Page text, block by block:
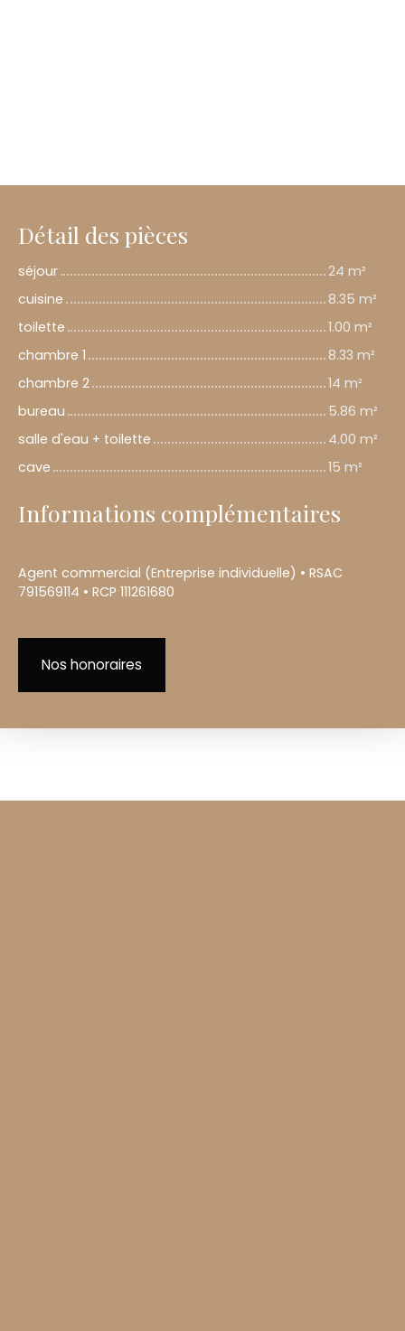
Détail des pièces
séjour
24 m²
cuisine
8.35 m²
toilette
1.00 m²
chambre 1
8.33 m²
chambre 2
14 m²
bureau
5.86 m²
salle d'eau + toilette
4.00 m²
cave
15 m²
Informations complémentaires
Agent commercial (Entreprise individuelle) • RSAC
791569114 • RCP 111261680
Nos honoraires